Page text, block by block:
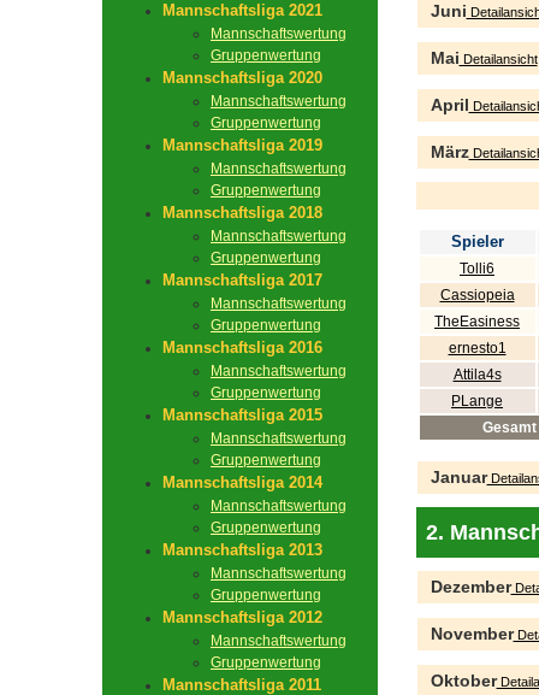
Mannschaftsliga 2021
Mannschaftswertung
Gruppenwertung
Mannschaftsliga 2020
Mannschaftswertung
Gruppenwertung
Mannschaftsliga 2019
Mannschaftswertung
Gruppenwertung
Mannschaftsliga 2018
Mannschaftswertung
Gruppenwertung
Mannschaftsliga 2017
Mannschaftswertung
Gruppenwertung
Mannschaftsliga 2016
Mannschaftswertung
Gruppenwertung
Mannschaftsliga 2015
Mannschaftswertung
Gruppenwertung
Mannschaftsliga 2014
Mannschaftswertung
Gruppenwertung
Mannschaftsliga 2013
Mannschaftswertung
Gruppenwertung
Mannschaftsliga 2012
Mannschaftswertung
Gruppenwertung
Mannschaftsliga 2011
Juni
Mai Detailansicht
April
März
Spieler
Tolli6
Cassiopeia
TheEasiness
ernesto1
Attila4s
PLange
Gesamt
Januar
2.
Dezember
November
Oktober